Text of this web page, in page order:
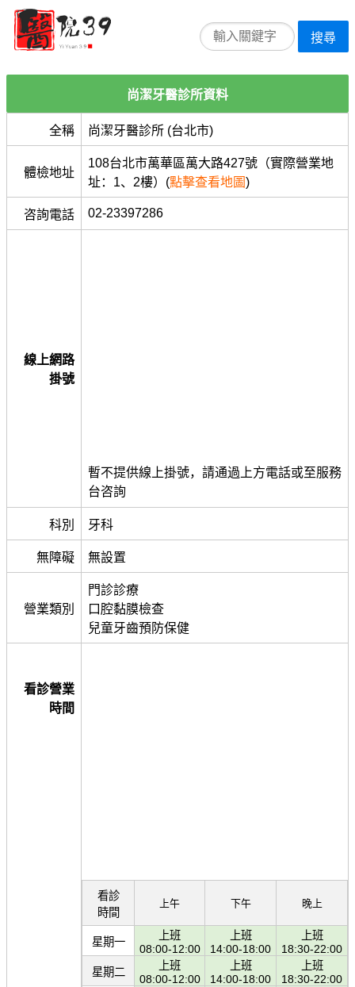
搜尋
尚潔牙醫診所資料
全稱 尚潔牙醫診所 (台北市)
體檢地址
108台北市萬華區萬大路427號（實際營業地
址：1、2樓）(點擊查看地圖)
咨詢電話 02-23397286
線上網路
掛號
暫不提供線上掛號，請通過上方電話或至服務
台咨詢
科別 牙科
無障礙 無設置
營業類別
門診診療
口腔黏膜檢查
兒童牙齒預防保健
看診營業
時間
看診
時間
上午 下午 晚上
星期一
上班
08:00-12:00
上班
14:00-18:00
上班
18:30-22:00
星期二
上班
08:00-12:00
上班
14:00-18:00
上班
18:30-22:00